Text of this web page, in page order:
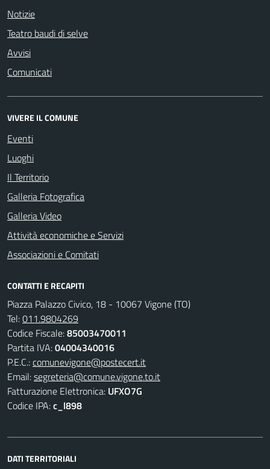
Notizie
Teatro baudi di selve
Avvisi
Comunicati
VIVERE IL COMUNE
Eventi
Luoghi
Il Territorio
Galleria Fotografica
Galleria Video
Attività economiche e Servizi
Associazioni e Comitati
CONTATTI E RECAPITI
Piazza Palazzo Civico, 18 - 10067 Vigone (TO)
Tel:011.9804269
Codice Fiscale:85003470011
Partita IVA:04004340016
P.E.C.:comunevigone@postecert.it
Email:segreteria@comune.vigone.to.it
Fatturazione Elettronica: UFXO7G
Codice IPA:c_l898
DATI TERRITORIALI